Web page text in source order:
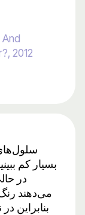
2012
بسیار کم
در
می‌دهند رنگ
بنابراین